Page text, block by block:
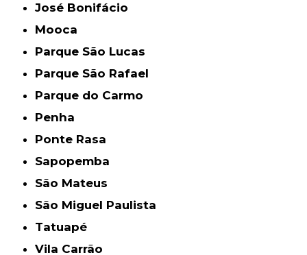
José Bonifácio
Mooca
Parque São Lucas
Parque São Rafael
Parque do Carmo
Penha
Ponte Rasa
Sapopemba
São Mateus
São Miguel Paulista
Tatuapé
Vila Carrão